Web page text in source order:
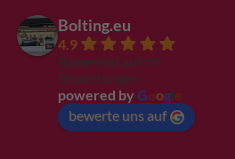
Bolting.eu
4.9
Basierend auf 94
Bewertungen
powered by G ogl
bewerte uns auf